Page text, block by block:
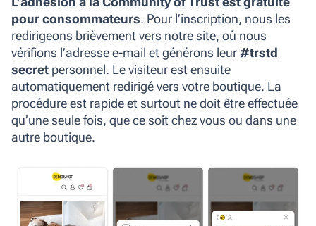
pour consommateurs. Pour l’inscription, nous les
redirigeons brièvement vers notre site, où nous
vérifions l’adresse e‑mail et générons leur#trstd
secret personnel. Le visiteur est ensuite
automatiquement redirigé vers votre boutique. La
procédure est rapide et surtout ne doit être effectuée
qu’une seule fois, que ce soit chez vous ou dans une
autre boutique.